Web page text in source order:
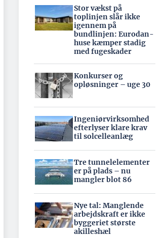
Stor vækst på
toplinjen slår ikke
igennem på
bundlinjen: Eurodan-
huse kæmper stadig
med fugeskader
Konkurser og
opløsninger – uge 30
Ingeniørvirksomhed
efterlyser klare krav
til solcelleanlæg
Tre tunnelelementer
er på plads – nu
mangler blot 86
Nye tal: Manglende
arbejdskraft er ikke
byggeriet største
akilleshæl